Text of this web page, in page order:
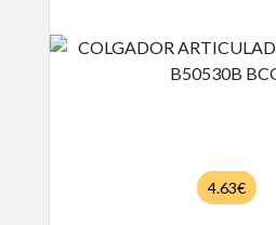
4.63€